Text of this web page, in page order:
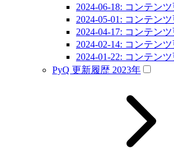
2024-06-18: コンテン
2024-05-01: コンテン
2024-04-17: コンテン
2024-02-14: コンテン
2024-01-22: コンテン
PyQ 更新履歴 2023年